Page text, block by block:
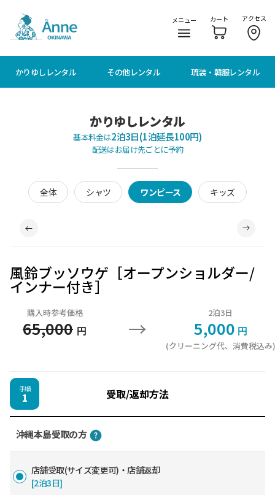
メニュー カート アクセス
かりゆしレンタル その他レンタル 琉装・韓服レンタル
かりゆしレンタル
基本料金は2泊3日(1泊延長100円)
配送はお届け先ごとに予約
全体 シャツ ワンピース キッズ
風鈴ブッソウゲ［オープンショルダー/
インナー付き］
購入時参考価格
65,000 円 →
2泊3日
5,000 円
(クリーニング代、消費税込み)
手順
1 受取/返却方法
沖縄本島受取の方
店舗受取(サイズ変更可)・店舗返却
[2泊3日]